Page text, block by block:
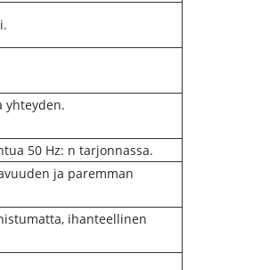
yhteyden.
50 Hz: n tarjonnassa.
ja paremman
ihanteellinen